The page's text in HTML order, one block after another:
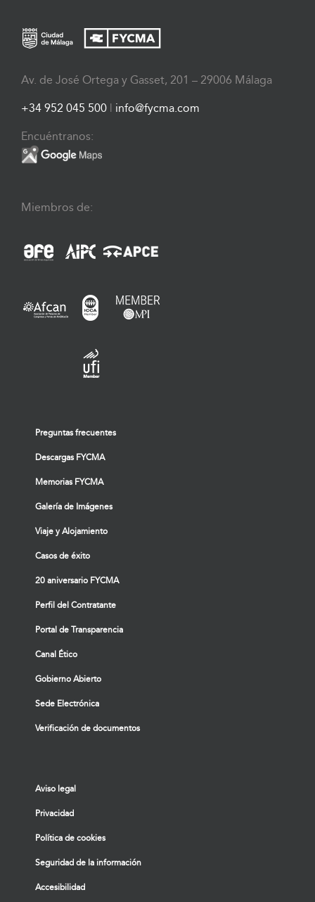
Av. de José Ortega y Gasset, 201 – 29006 Málaga
+34 952 045 500 info@fycma.com
Encuéntranos:
Miembros de:
Preguntas frecuentes
Descargas FYCMA
Memorias FYCMA
Galería de Imágenes
Viaje y Alojamiento
Casos de éxito
20 aniversario FYCMA
Perfil del Contratante
Portal de Transparencia
Canal Ético
Gobierno Abierto
Sede Electrónica
Verificación de documentos
Aviso legal
Privacidad
Política de cookies
Seguridad de la información
Accesibilidad